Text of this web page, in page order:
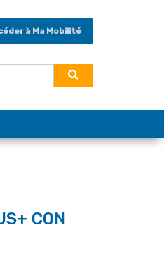
à Ma Mobilité
CON